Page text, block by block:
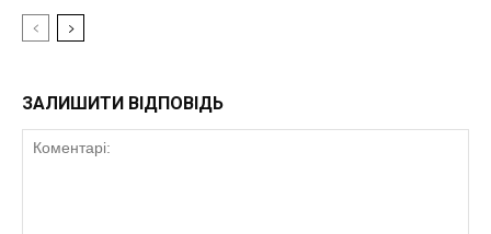
ЗАЛИШИТИ ВІДПОВІДЬ